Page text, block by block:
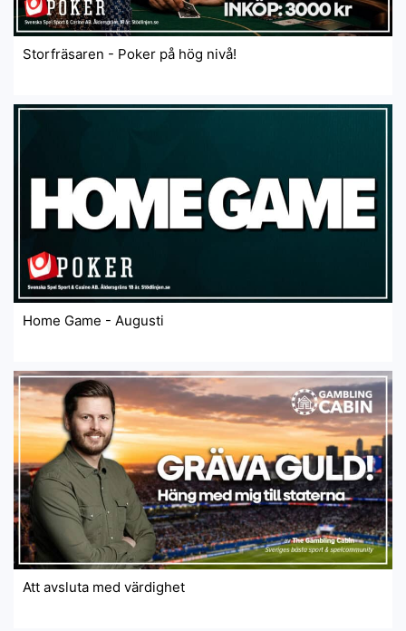
Storfräsaren - Poker på hög nivå!
Home Game - Augusti
Att avsluta med värdighet